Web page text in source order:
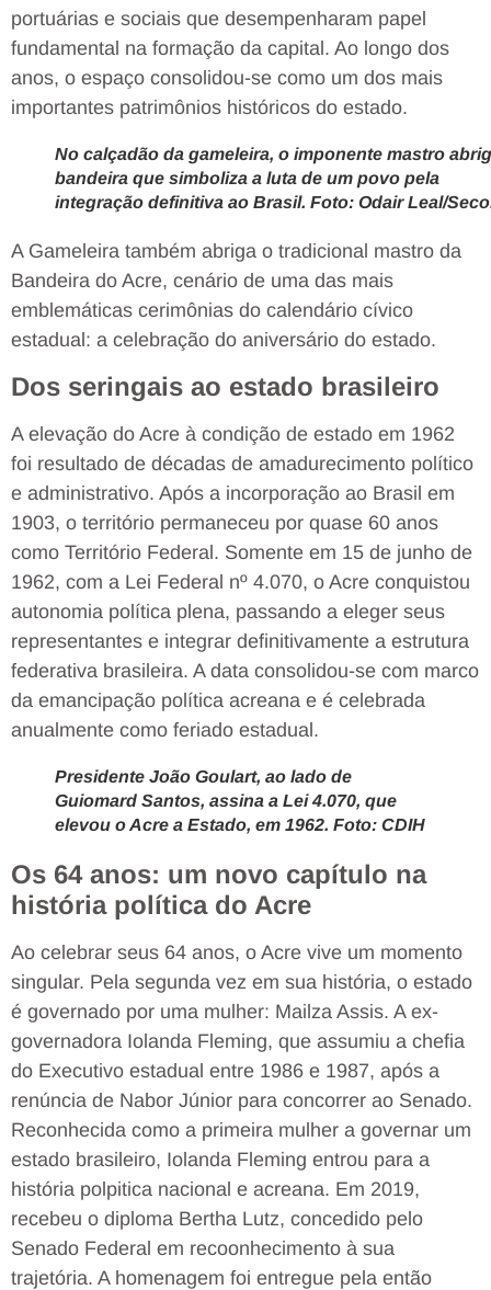
portuárias e sociais que desempenharam papel
fundamental na formação da capital. Ao longo dos
anos, o espaço consolidou-se como um dos mais
importantes patrimônios históricos do estado.
No calçadão da gameleira, o imponente mastro
bandeira que simboliza a luta de um povo pela
integração definitiva ao Brasil. Foto: Odair Leal/
A Gameleira também abriga o tradicional mastro da
Bandeira do Acre, cenário de uma das mais
emblemáticas cerimônias do calendário cívico
estadual: a celebração do aniversário do estado.
Dos seringais ao estado brasileiro
A elevação do Acre à condição de estado em 1962
foi resultado de décadas de amadurecimento político
e administrativo. Após a incorporação ao Brasil em
1903, o território permaneceu por quase 60 anos
como Território Federal. Somente em 15 de junho de
1962, com a Lei Federal nº 4.070, o Acre conquistou
autonomia política plena, passando a eleger seus
representantes e integrar definitivamente a estrutura
federativa brasileira. A data consolidou-se com marco
da emancipação política acreana e é celebrada
anualmente como feriado estadual.
Presidente João Goulart, ao lado de
Guiomard Santos, assina a Lei 4.070, que
elevou o Acre a Estado, em 1962. Foto: CDIH
Os 64 anos: um novo capítulo na
história política do Acre
Ao celebrar seus 64 anos, o Acre vive um momento
singular. Pela segunda vez em sua história, o estado
é governado por uma mulher: Mailza Assis. A ex-
governadora Iolanda Fleming, que assumiu a chefia
do Executivo estadual entre 1986 e 1987, após a
renúncia de Nabor Júnior para concorrer ao Senado.
Reconhecida como a primeira mulher a governar um
estado brasileiro, Iolanda Fleming entrou para a
história polpitica nacional e acreana. Em 2019,
recebeu o diploma Bertha Lutz, concedido pelo
Senado Federal em recoonhecimento à sua
trajetória. A homenagem foi entregue pela então